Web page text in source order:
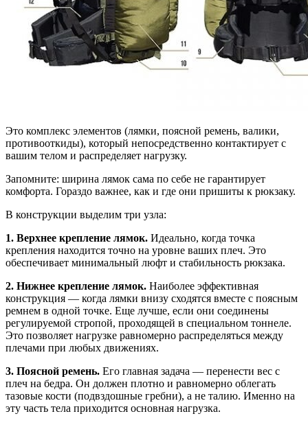
Это комплекс элементов (лямки, поясной ремень, валики,
противооткиды), который непосредственно контактирует с
вашим телом и распределяет нагрузку.
Запомните: ширина лямок сама по себе не гарантирует
комфорта. Гораздо важнее, как и где они пришиты к рюкзаку.
В конструкции выделим три узла:
1. Верхнее крепление лямок. Идеально, когда точка
крепления находится точно на уровне ваших плеч. Это
обеспечивает минимальный люфт и стабильность рюкзака.
2. Нижнее крепление лямок. Наиболее эффективная
конструкция — когда лямки внизу сходятся вместе с поясным
ремнем в одной точке. Еще лучше, если они соединены
регулируемой стропой, проходящей в специальном тоннеле.
Это позволяет нагрузке равномерно распределяться между
плечами при любых движениях.
3. Поясной ремень. Его главная задача — перенести вес с
плеч на бедра. Он должен плотно и равномерно облегать
тазовые кости (подвздошные гребни), а не талию. Именно на
эту часть тела приходится основная нагрузка.